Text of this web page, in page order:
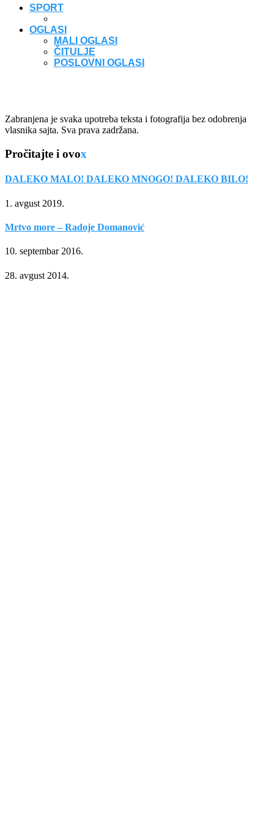
SPORT
OGLASI
MALI OGLASI
ČITULJE
POSLOVNI OGLASI
Zabranjena je svaka upotreba teksta i fotografija bez odobrenja
vlasnika sajta. Sva prava zadržana.
Pročitajte i ovox
DALEKO MALO! DALEKO MNOGO! DALEKO BILO!
1. avgust 2019.
Mrtvo more – Radoje Domanović
10. septembar 2016.
28. avgust 2014.